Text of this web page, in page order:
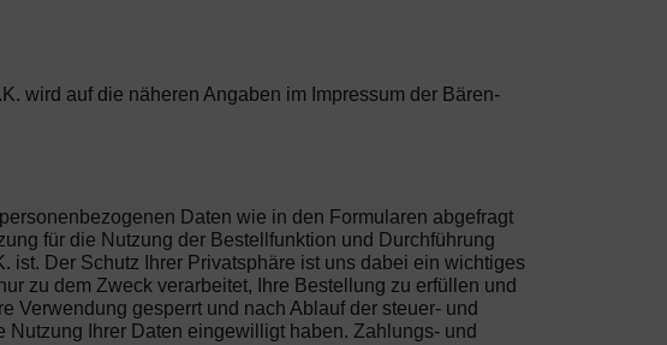
wird auf die näheren Angaben im Impressum der Bären-
Daten wie in den Formularen abgefragt
für die Nutzung der Bestellfunktion und Durchführung
ist. Der Schutz Ihrer Privatsphäre ist uns dabei ein wichtiges
zu dem Zweck verarbeitet, Ihre Bestellung zu erfüllen und
Verwendung gesperrt und nach Ablauf der steuer- und
Ihrer Daten eingewilligt haben. Zahlungs- und